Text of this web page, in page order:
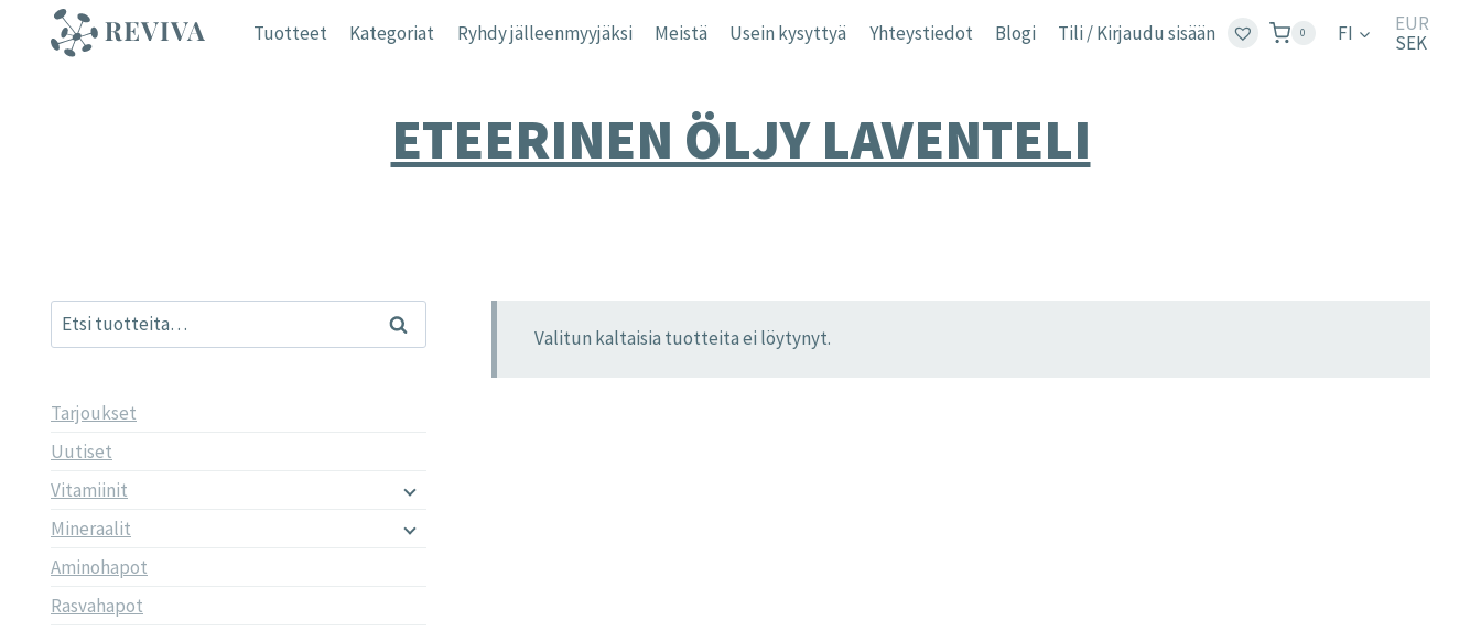
sisältöön
Tuotteet Kategoriat Ryhdy jälleenmyyjäksi Meistä Usein kysyttyä Yhteystiedot Blogi Tili / Kirjaudu sisään 0 FI
EUR
SEK
ETEERINEN ÖLJY LAVENTELI
Valitun kaltaisia tuotteita ei löytynyt.
Etsi: Haku
Tarjoukset
Uutiset
Vitamiinit
Mineraalit
Aminohapot
Rasvahapot